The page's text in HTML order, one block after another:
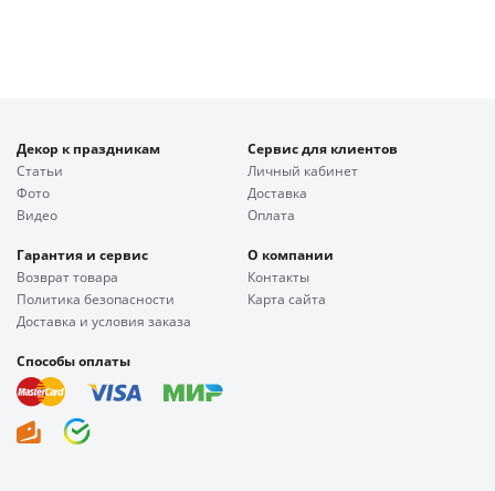
Декор к праздникам
Статьи
Фото
Видео
Сервис для клиентов
Личный кабинет
Доставка
Оплата
Гарантия и сервис
Возврат товара
Политика безопасности
Доставка и условия заказа
О компании
Контакты
Карта сайта
Способы оплаты